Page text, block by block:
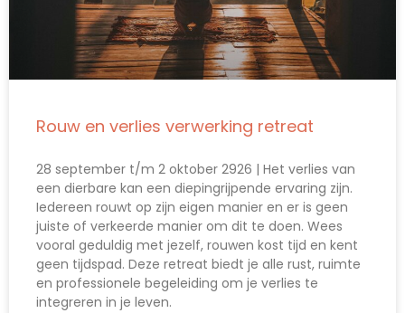
Rouw en verlies verwerking retreat
28 september t/m 2 oktober 2926 | Het verlies van
een dierbare kan een diepingrijpende ervaring zijn.
Iedereen rouwt op zijn eigen manier en er is geen
juiste of verkeerde manier om dit te doen. Wees
vooral geduldig met jezelf, rouwen kost tijd en kent
geen tijdspad. Deze retreat biedt je alle rust, ruimte
en professionele begeleiding om je verlies te
integreren in je leven.